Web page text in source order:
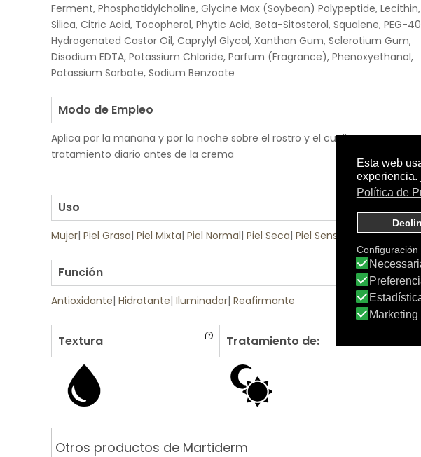
Ferment, Phosphatidylcholine, Glycine Max (Soybean) Polypeptide, Lecithin,
Silica, Citric Acid, Tocopherol, Phytic Acid, Beta-Sitosterol, Squalene, PEG-40
Hydrogenated Castor Oil, Caprylyl Glycol, Xanthan Gum, Sclerotium Gum,
Disodium EDTA, Potassium Chloride, Parfum (Fragrance), Phenoxyethanol,
Potassium Sorbate, Sodium Benzoate
Modo de Empleo
Aplica por la mañana y por la noche sobre el rostro y el cuello, como
tratamiento diario antes de la crema
Uso
Mujer| Piel Grasa| Piel Mixta| Piel Normal| Piel Seca| Piel Sensible |Rostro
Función
Antioxidante| Hidratante| Iluminador| Reafirmante
Textura Tratamiento de:
Otros productos de Martiderm